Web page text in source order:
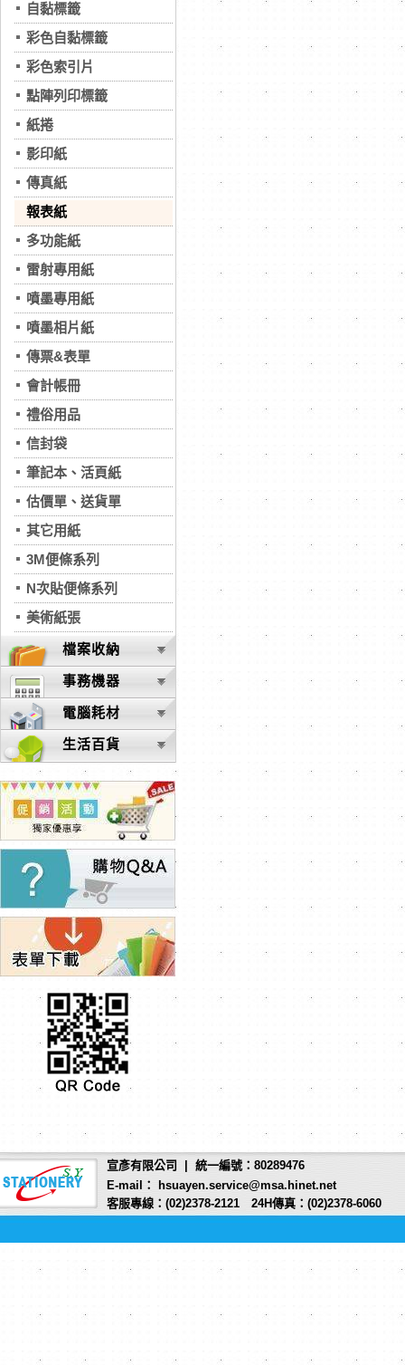
自黏標籤
彩色自黏標籤
彩色索引片
點陣列印標籤
紙捲
影印紙
傳真紙
報表紙
多功能紙
雷射專用紙
噴墨專用紙
噴墨相片紙
傳票&表單
會計帳冊
禮俗用品
信封袋
筆記本、活頁紙
估價單、送貨單
其它用紙
3M便條系列
N次貼便條系列
美術紙張
檔案收納
事務機器
電腦耗材
生活百貨
宣彥有限公司 | 統一編號：80289476
E-mail： hsuayen.service@msa.hinet.net
客服專線：(02)2378-2121 24H傳真：(02)2378-6060